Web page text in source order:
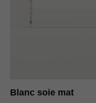
Blanc soie mat